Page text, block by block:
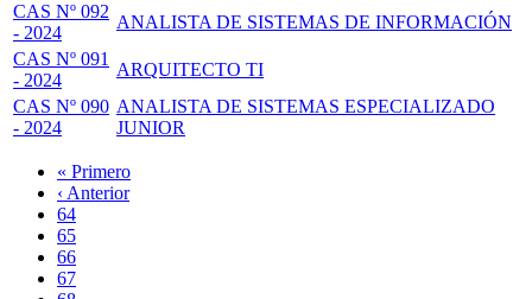
CAS Nº 092
- 2024
ANALISTA DE SISTEMAS DE INFORMACIÓN
CAS Nº 091
- 2024
ARQUITECTO TI
CAS Nº 090
- 2024
ANALISTA DE SISTEMAS ESPECIALIZADO
JUNIOR
Paginación
Primera
página
« Primero
Página
anterior
‹ Anterior
Page
64
Page
65
Page
66
Page
67